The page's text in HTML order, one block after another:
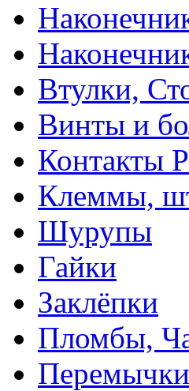
Втулки,
Винты и
Контакты
Клеммы,
Шурупы
Гайки
Заклёпки
Пломбы,